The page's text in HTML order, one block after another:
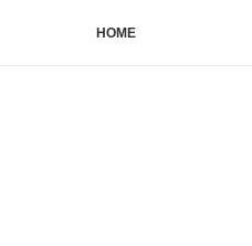
HOME